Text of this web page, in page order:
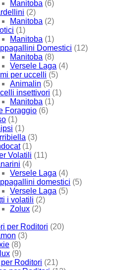
Manitoba (6)
(2)
Manitoba (2)
(1)
Manitoba (1)
Domestici (12)
Manitoba (8)
Versele Laga (4)
per uccelli (5)
Animalin (5)
insettivori (1)
Manitoba (1)
Foraggio (6)
(1)
(1)
(3)
(1)
Volatili (11)
(4)
Versele Laga (4)
domestici (5)
Versele Laga (5)
i volatili (2)
Zolux (2)
per Roditori (20)
(3)
(8)
(9)
Roditori (21)